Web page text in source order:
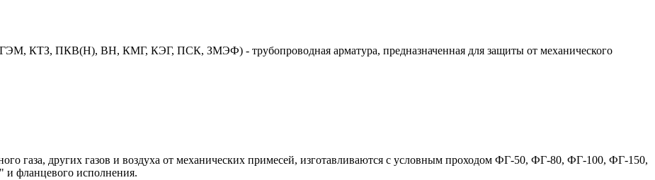
КТЗ, ПКВ(Н), ВН, КМГ, КЭГ, ПСК, ЗМЭФ) - трубопроводная арматура, предназначенная для защиты от механического
газа, других газов и воздуха от механических примесей, изготавливаются с условным проходом ФГ-50, ФГ-80, ФГ-100, ФГ-150,
фланцевого исполнения.